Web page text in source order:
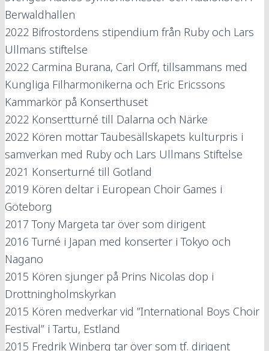
Berwaldhallen
2022 Bifrostordens stipendium från Ruby och Lars
Ullmans stiftelse
2022 Carmina Burana, Carl Orff, tillsammans med
Kungliga Filharmonikerna och Eric Ericssons
Kammarkör på Konserthuset
2022 Konsertturné till Dalarna och Närke
2022 Kören mottar Taubesällskapets kulturpris i
samverkan med Ruby och Lars Ullmans Stiftelse
2021 Konserturné till Gotland
2019 Kören deltar i European Choir Games i
Göteborg
2017Tony Margeta tar över som dirigent
2016Turné i Japan med konserter i Tokyo och
Nagano
2015 Kören sjunger på Prins Nicolas dop i
Drottningholmskyrkan
2015 Kören medverkar vid ”International Boys Choir
Festival” i Tartu, Estland
2015 Fredrik Winberg tar över som tf. dirigent